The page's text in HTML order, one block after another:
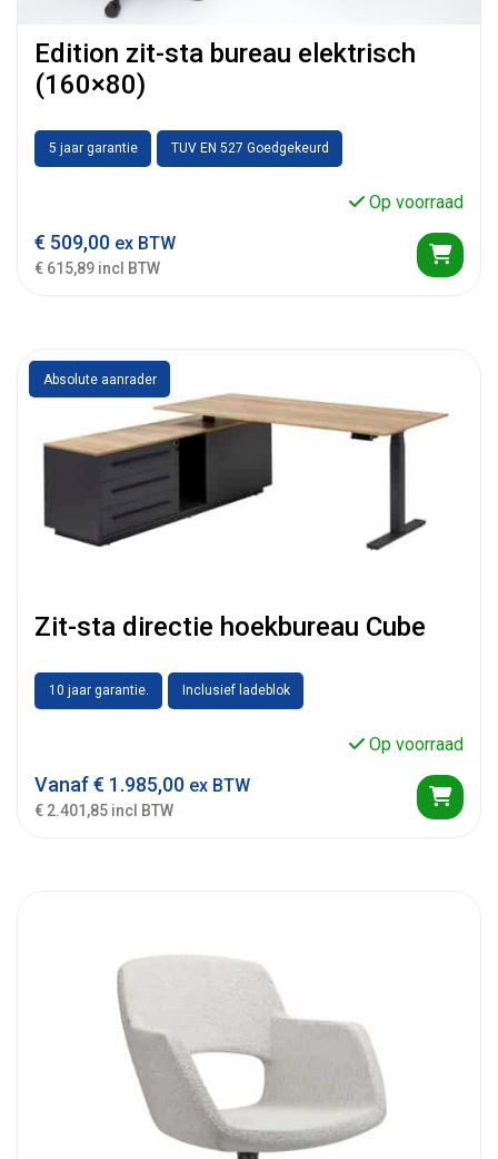
Edition zit-sta bureau elektrisch
(160×80)
5 jaar garantie TUV EN 527 Goedgekeurd
Op voorraad
€ 509,00 ex BTW
€ 615,89 incl BTW
Absolute aanrader
Zit-sta directie hoekbureau Cube
10 jaar garantie. Inclusief ladeblok
Op voorraad
Vanaf€ 1.985,00 ex BTW
€ 2.401,85 incl BTW